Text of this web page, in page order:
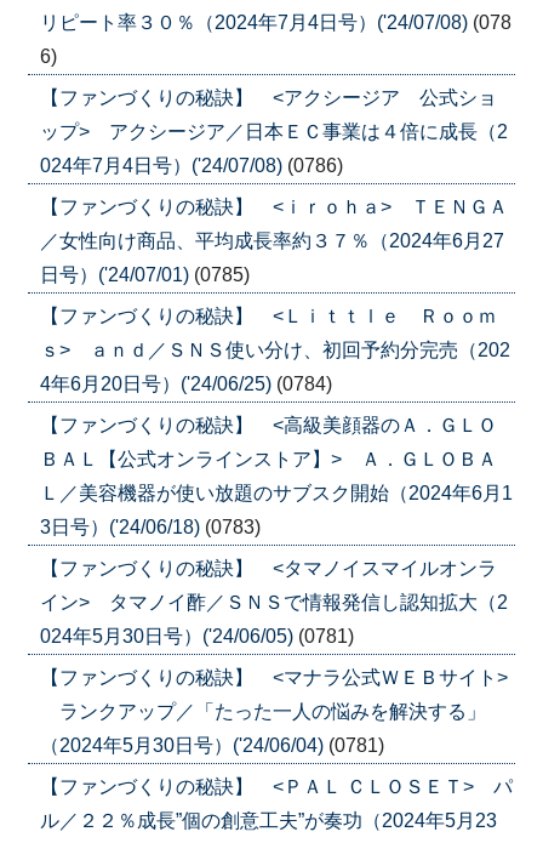
リピート率３０％（2024年7月4日号）('24/07/08) (078
6)
【ファンづくりの秘訣】 <アクシージア 公式ショ
ップ> アクシージア／日本ＥＣ事業は４倍に成長（2
024年7月4日号）('24/07/08) (0786)
【ファンづくりの秘訣】 <ｉｒｏｈａ> ＴＥＮＧＡ
／女性向け商品、平均成長率約３７％（2024年6月27
日号）('24/07/01) (0785)
【ファンづくりの秘訣】 <Ｌｉｔｔｌｅ Ｒｏｏｍ
ｓ> ａｎｄ／ＳＮＳ使い分け、初回予約分完売（202
4年6月20日号）('24/06/25) (0784)
【ファンづくりの秘訣】 <高級美顔器のＡ．ＧＬＯ
ＢＡＬ【公式オンラインストア】> Ａ．ＧＬＯＢＡ
Ｌ／美容機器が使い放題のサブスク開始（2024年6月1
3日号）('24/06/18) (0783)
【ファンづくりの秘訣】 <タマノイスマイルオンラ
イン> タマノイ酢／ＳＮＳで情報発信し認知拡大（2
024年5月30日号）('24/06/05) (0781)
【ファンづくりの秘訣】 <マナラ公式ＷＥＢサイト>
ランクアップ／「たった一人の悩みを解決する」
（2024年5月30日号）('24/06/04) (0781)
【ファンづくりの秘訣】 <ＰＡＬ ＣＬＯＳＥＴ> パ
ル／２２％成長”個の創意工夫”が奏功（2024年5月23